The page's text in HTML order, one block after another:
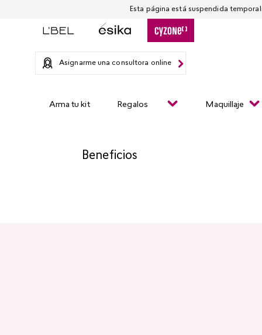
Asignarme una consultora online
Arma tu kit Regalos Maquillaje
Beneficios